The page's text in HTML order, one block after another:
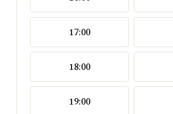
17:00
18:00
19:00